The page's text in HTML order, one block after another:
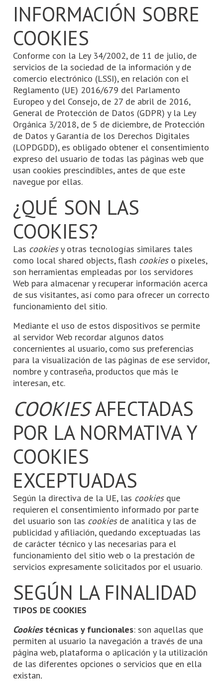
INFORMACIÓN SOBRE
COOKIES
Conforme con la Ley 34/2002, de 11 de julio, de
servicios de la sociedad de la información y de
comercio electrónico (LSSI), en relación con el
Reglamento (UE) 2016/679 del Parlamento
Europeo y del Consejo, de 27 de abril de 2016,
General de Protección de Datos (GDPR) y la Ley
Orgánica 3/2018, de 5 de diciembre, de Protección
de Datos y Garantía de los Derechos Digitales
(LOPDGDD), es obligado obtener el consentimiento
expreso del usuario de todas las páginas web que
usan cookies prescindibles, antes de que este
navegue por ellas.
¿QUÉ SON LAS
COOKIES?
Las cookiesy otras tecnologías similares tales
como local shared objects, flash cookies o píxeles,
son herramientas empleadas por los servidores
Web para almacenar y recuperar información acerca
de sus visitantes, así como para ofrecer un correcto
funcionamiento del sitio.
Mediante el uso de estos dispositivos se permite
al servidor Web recordar algunos datos
concernientes al usuario, como sus preferencias
para la visualización de las páginas de ese servidor,
nombre y contraseña, productos que más le
interesan, etc.
COOKIESAFECTADAS
POR LA NORMATIVA Y
COOKIES
EXCEPTUADAS
Según la directiva de la UE, las cookies que
requieren el consentimiento informado por parte
del usuario son las cookies de analítica y las de
publicidad y afiliación, quedando exceptuadas las
de carácter técnico y las necesarias para el
funcionamiento del sitio web o la prestación de
servicios expresamente solicitados por el usuario.
SEGÚN LA FINALIDAD
TIPOS DE COOKIES
Cookies técnicas y funcionales: son aquellas que
permiten al usuario la navegación a través de una
página web, plataforma o aplicación y la utilización
de las diferentes opciones o servicios que en ella
existan.